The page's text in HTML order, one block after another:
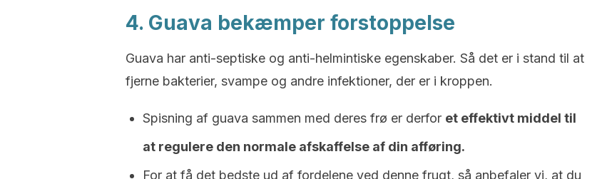
4. Guava bekæmper forstoppelse
Guava har anti-septiske og anti-helmintiske egenskaber. Så det er i stand til at
fjerne bakterier, svampe og andre infektioner, der er i kroppen.
Spisning af guava sammen med deres frø er derfor et effektivt middel til
at regulere den normale afskaffelse af din afføring.
For at få det bedste ud af fordelene ved denne frugt, så anbefaler vi, at du